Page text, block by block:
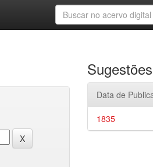
Data de
1835